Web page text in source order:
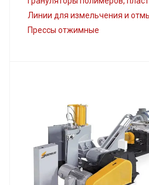
Линии для измельчения и
Прессы отжимные